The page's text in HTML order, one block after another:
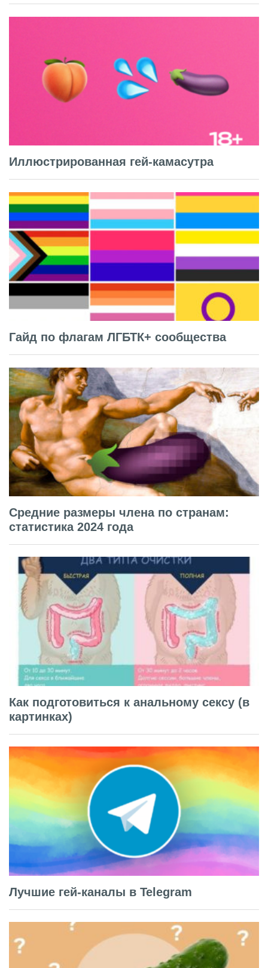
Иллюстрированная гей-камасутра
Гайд по флагам ЛГБТК+ сообщества
Средние размеры члена по странам:
статистика 2024 года
Как подготовиться к анальному сексу (в
картинках)
Лучшие гей-каналы в Telegram